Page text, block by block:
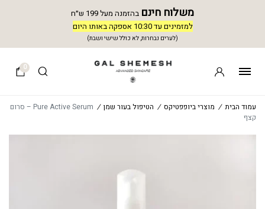
משלוח חינם בהזמנה מעל 199 ש״ח
למזמינים עד 10:30 אספקה באותו היום
(לערים נבחרות, לא כולל שישי ושבת)
0
עמוד הבית / מוצרי ביופפטיקס / הטיפול בעור שמן /
Pure Active Serum – סרום
קצף